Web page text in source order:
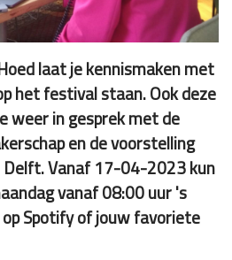
laat je kennismaken met
het festival staan. Ook deze
weer in gesprek met de
en de voorstelling
Delft. Vanaf 17-04-2023 kun
vanaf 08:00 uur 's
Spotify of jouw favoriete